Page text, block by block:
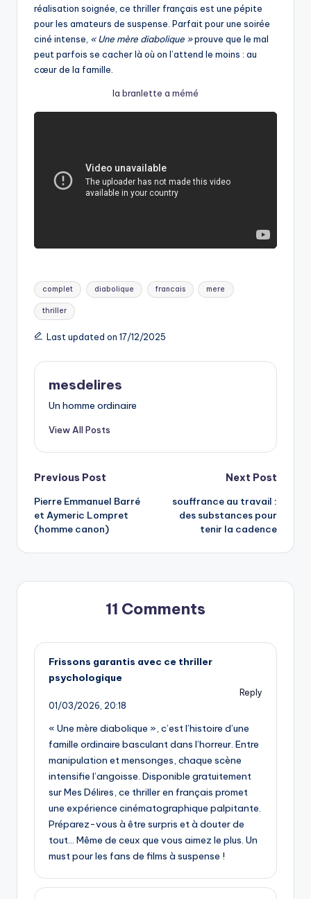
réalisation soignée, ce thriller français est une pépite
pour les amateurs de suspense. Parfait pour une soirée
ciné intense, « Une mère diabolique »prouve que le mal
peut parfois se cacher là où on l’attend le moins : au
cœur de la famille.
la branlette a mémé
Tags:
complet diabolique francais mere
thriller
Last updated on 17/12/2025
mesdelires
Un homme ordinaire
View All Posts
Post
navigation
Previous Post
Pierre Emmanuel Barré
et Aymeric Lompret
(homme canon)
Next Post
souffrance au travail :
des substances pour
tenir la cadence
11 Comments
Frissons garantis avec ce thriller
psychologique
Reply
01/03/2026, 20:18
« Une mère diabolique », c’est l’histoire d’une
famille ordinaire basculant dans l’horreur. Entre
manipulation et mensonges, chaque scène
intensifie l’angoisse. Disponible gratuitement
sur Mes Délires, ce thriller en français promet
une expérience cinématographique palpitante.
Préparez-vous à être surpris et à douter de
tout… Même de ceux que vous aimez le plus. Un
must pour les fans de films à suspense !